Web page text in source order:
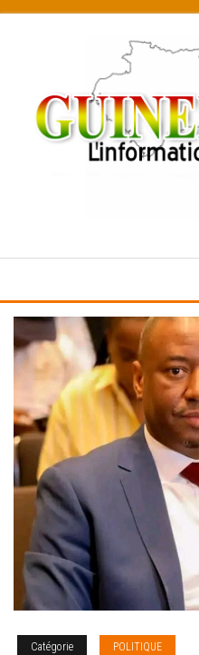
content
Catégorie POLITIQUE